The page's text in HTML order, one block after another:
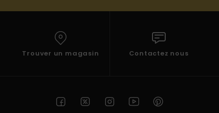
Trouver un magasin Contactez nous